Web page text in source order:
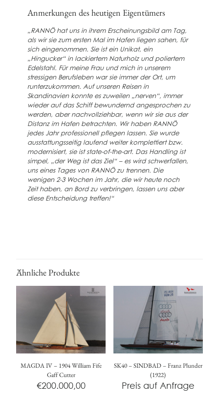
Anmerkungen des heutigen Eigentümers
„RANNÖ hat uns in ihrem Erscheinungsbild am Tag,
als wir sie zum ersten Mal im Hafen liegen sahen, für
sich eingenommen. Sie ist ein Unikat, ein
„Hingucker“ in lackiertem Naturholz und poliertem
Edelstahl. Für meine Frau und mich in unserem
stressigen Berufsleben war sie immer der Ort, um
runterzukommen. Auf unseren Reisen in
Skandinavien konnte es zuweilen „nerven“, immer
wieder auf das Schiff bewundernd angesprochen zu
werden, aber nachvollziehbar, wenn wir sie aus der
Distanz im Hafen betrachten. Wir haben RANNÖ
jedes Jahr professionell pflegen lassen. Sie wurde
ausstattungsseitig laufend weiter komplettiert bzw.
modernisiert, sie ist state-of-the-art. Das Handling ist
simpel, „der Weg ist das Ziel“ – es wird schwerfallen,
uns eines Tages von RANNÖ zu trennen. Die
wenigen 2-3 Wochen im Jahr, die wir heute noch
Zeit haben, an Bord zu verbringen, lassen uns aber
diese Entscheidung treffen!“
Ähnliche Produkte
MAGDA IV – 1904 William Fife
Gaff Cutter
€200.000,00
SK40 – SINDBAD – Franz Plunder
(1922)
Preis auf Anfrage